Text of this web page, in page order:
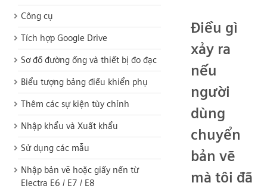
Công cụ
Tích hợp Google Drive
Sơ đồ đường ống và thiết bị đo đạc
Biểu tượng bảng điều khiển phụ
Thêm các sự kiện tùy chỉnh
Nhập khẩu và Xuất khẩu
Sử dụng các mẫu
Nhập bản vẽ hoặc giấy nến từ
Electra E6 / E7 / E8
Điều gì
xảy ra
nếu
người
dùng
chuyển
bản vẽ
mà tôi đã